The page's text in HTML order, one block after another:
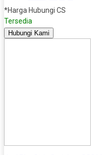
*Harga Hubungi CS
Tersedia
Hubungi Kami